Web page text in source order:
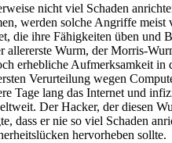
nicht viel Schaden
werden solche Angriffe meist
die ihre Fähigkeiten üben und
allererste Wurm, der Morris-
erhebliche Aufmerksamkeit in
Verurteilung wegen
Tage lang das Internet und
Der Hacker, der diesen
dass er nie so viel Schaden
hervorheben sollte.